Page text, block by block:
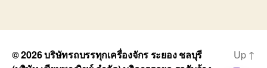
© 2026บริษัทรถบรรทุกเครื่องจักร ระยอง ชลบุรี
Up ↑